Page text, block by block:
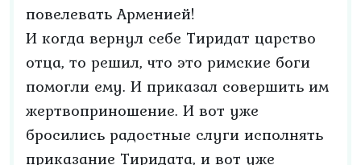
повелевать Арменией!
И когда вернул себе Тиридат царство
отца, то решил, что это римские боги
помогли ему. И приказал совершить им
жертвоприношение. И вот уже
бросились радостные слуги исполнять
приказание Тиридата, и вот уже